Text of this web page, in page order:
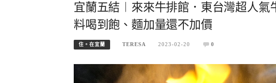
宜蘭五結︱來來牛排館．東台灣超人氣
料喝到飽、麵加量還不加價
住。在宜蘭 TERESA 2023-02-20 0